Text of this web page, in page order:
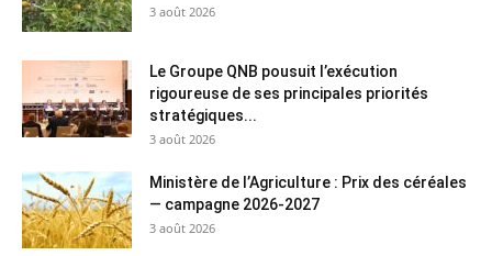
3 août 2026
Le Groupe QNB pousuit l’exécution
rigoureuse de ses principales priorités
stratégiques...
3 août 2026
Ministère de l’Agriculture : Prix des céréales
— campagne 2026-2027
3 août 2026